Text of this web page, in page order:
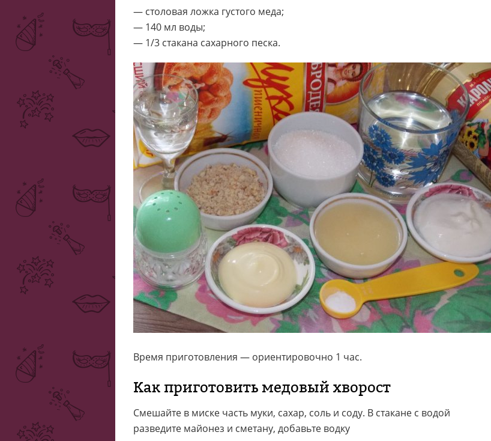
— столовая ложка густого меда;
— 140 мл воды;
— 1/3 стакана сахарного песка.
Время приготовления — ориентировочно 1 час.
Как приготовить медовый хворост
Смешайте в миске часть муки, сахар, соль и соду. В стакане с водой
разведите майонез и сметану, добавьте водку